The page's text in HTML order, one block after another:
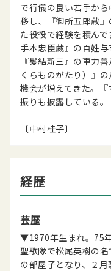
で行儀の良い若手か
移し、『御所五郎蔵
た役役で経験を積ん
手本忠臣蔵』の百姓与
『髪結新三』の車力
くらものがたり）』
機会が増えてきた。
振りも披露している。
〔中村桂子〕
経歴
芸歴
▼1970年生まれ。75
聖歌隊で松尾英樹の
の部屋子となり、２